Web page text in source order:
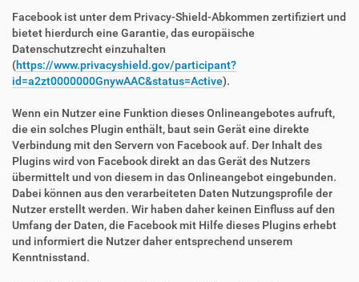
Facebook ist unter dem Privacy-Shield-Abkommen zertifiziert und
bietet hierdurch eine Garantie, das europäische
Datenschutzrecht einzuhalten
(https://www.privacyshield.gov/participant?
id=a2zt0000000GnywAAC&status=Active).
Wenn ein Nutzer eine Funktion dieses Onlineangebotes aufruft,
die ein solches Plugin enthält, baut sein Gerät eine direkte
Verbindung mit den Servern von Facebook auf. Der Inhalt des
Plugins wird von Facebook direkt an das Gerät des Nutzers
übermittelt und von diesem in das Onlineangebot eingebunden.
Dabei können aus den verarbeiteten Daten Nutzungsprofile der
Nutzer erstellt werden. Wir haben daher keinen Einfluss auf den
Umfang der Daten, die Facebook mit Hilfe dieses Plugins erhebt
und informiert die Nutzer daher entsprechend unserem
Kenntnisstand.